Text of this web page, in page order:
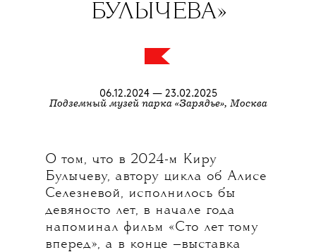
БУЛЫЧЕВА»
06.12.2024 — 23.02.2025
Подземный музей парка «Зарядье», Москва
О том, что в 2024-м Киру
Булычеву, автору цикла об Алисе
Селезневой, исполнилось бы
девяносто лет, в начале года
напоминал фильм «Сто лет тому
вперед», а в конце —выставка